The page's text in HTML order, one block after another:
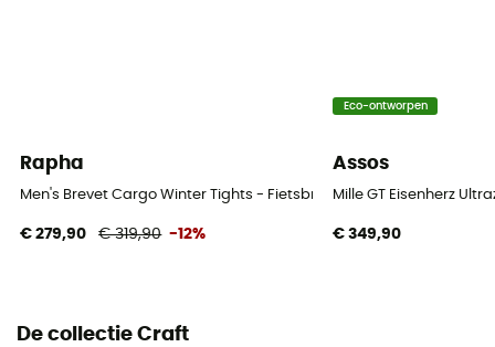
Duur van de activiteit
Rapha
Men's Brevet Cargo Winter Tights - Fietsbroek - Heren
€ 279,90 € 319,90 -12%
Eco-ontworpen
Assos
Mille GT Eisenherz
€ 349,90
De collectie Craft